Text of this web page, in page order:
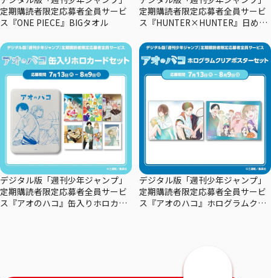
定期購読者限定応募者全員サービ
ス『ONE PIECE』BIGタオル
定期購読者限定応募者全員サービ
ス『HUNTER×HUNTER』日めく
デジタル版「週刊少年ジャンプ」
定期購読者限定応募者全員サービ
ス『アオのハコ』缶入りホロカー
デジタル版「週刊少年ジャンプ」
定期購読者限定応募者全員サービ
ス『アオのハコ』ホログラムクリ